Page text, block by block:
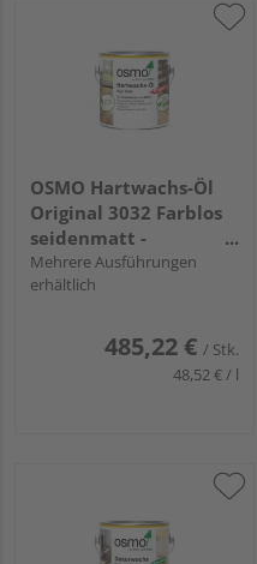
OSMO Hartwachs-Öl
Original 3032 Farblos
seidenmatt -
Großgebinde
Mehrere Ausführungen
erhältlich
485,22 € / Stk.
48,52 € / l